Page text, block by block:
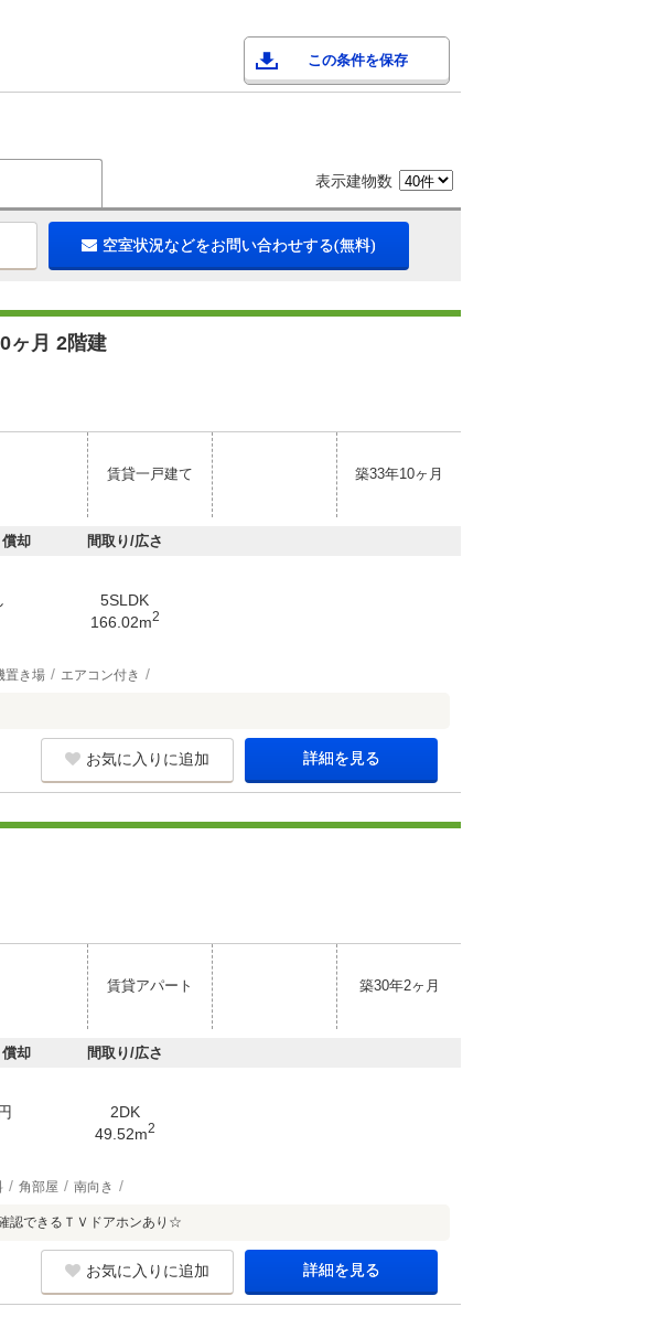
この条件を保存
表示建物数
空室状況などをお問い合わせする(無料)
ヶ月 2階建
賃貸一戸建て 築33年10ヶ月
却 間取り/広さ
5SLDK
166.02m2
置き場 エアコン付き
お気に入りに追加 詳細を見る
賃貸アパート 築30年2ヶ月
却 間取り/広さ
2DK
49.52m2
角部屋 南向き
できるＴＶドアホンあり☆
お気に入りに追加 詳細を見る